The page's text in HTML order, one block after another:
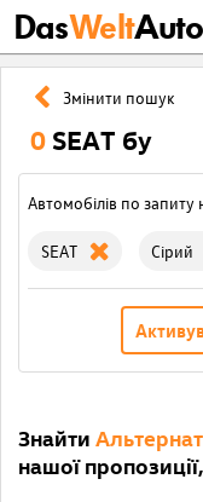
DasWelt
Змінити пошук
0 SEAT бу
Автомобілів по
SEAT Сірий
Знайти
нашої